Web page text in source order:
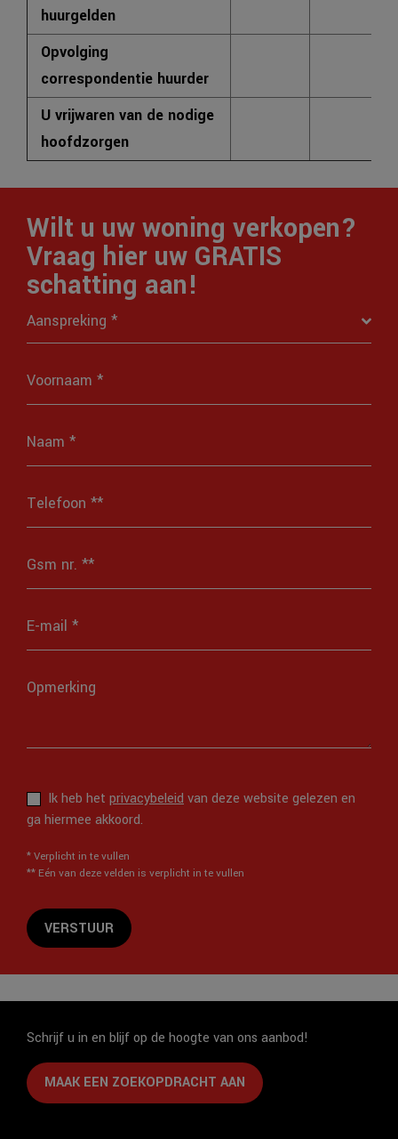
huurgelden
Opvolging
correspondentie huurder
U vrijwaren van de nodige
hoofdzorgen
Wilt u uw woning verkopen?
Vraag hier uw GRATIS
schatting aan!
Aanspreking *
Ik heb het privacybeleid van deze website gelezen en
ga hiermee akkoord.
*Verplicht in te vullen
** Eén van deze velden is verplicht in te vullen
VERSTUUR
Schrijf u in en blijf op de hoogte van ons aanbod!
MAAK EEN ZOEKOPDRACHT AAN